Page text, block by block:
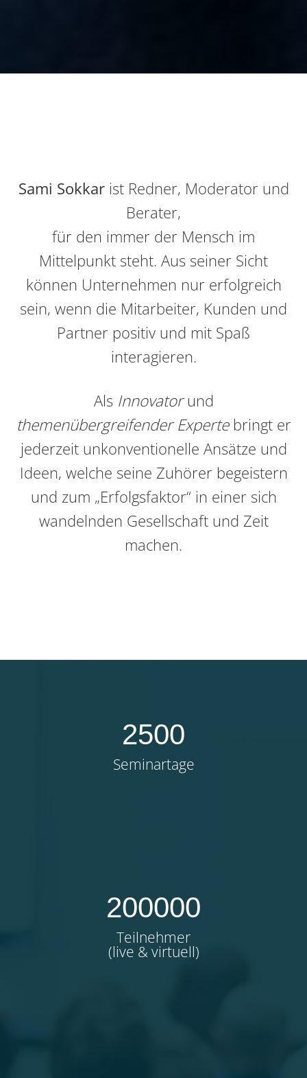
Sami Sokkarist Redner, Moderator und
Berater,
für den immer der Mensch im
Mittelpunkt steht. Aus seiner Sicht
können Unternehmen nur erfolgreich
sein, wenn die Mitarbeiter, Kunden und
Partner positiv und mit Spaß
interagieren.
Als Innovatorund
themenübergreifender Expertebringt er
jederzeit unkonventionelle Ansätze und
Ideen, welche seine Zuhörer begeistern
und zum „Erfolgsfaktor“ in einer sich
wandelnden Gesellschaft und Zeit
machen.
2500
Seminartage
200000
Teilnehmer
(live & virtuell)